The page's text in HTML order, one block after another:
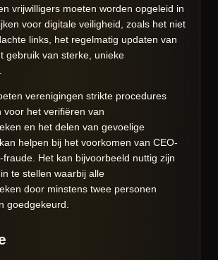
vrijwilligers moeten worden opgeleid in
voor digitale veiligheid, zoals het niet
links, het regelmatig updaten van
gebruik van sterke, unieke
verenigingen strikte procedures
voor het verifiëren van
en het delen van gevoelige
helpen bij het voorkomen van CEO-
fraude. Het kan bijvoorbeeld nuttig zijn
te stellen waarbij alle
door minstens twee personen
goedgekeurd.